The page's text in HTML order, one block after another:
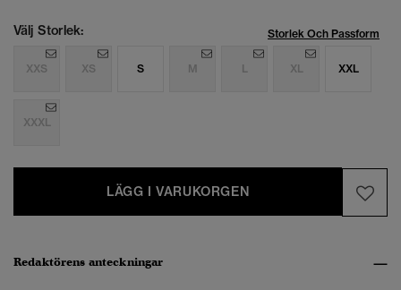
Välj Storlek: Storlek Och Passform
XXS XS S M L XL XXL
XXXL
LÄGG I VARUKORGEN
Redaktörens anteckningar